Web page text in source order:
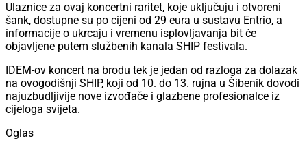
Ulaznice za ovaj koncertni raritet, koje uključuju i otvoreni
šank, dostupne su po cijeni od 29 eura u sustavu Entrio, a
informacije o ukrcaju i vremenu isplovljavanja bit će
objavljene putem službenih kanala SHIP festivala.
IDEM-ov koncert na brodu tek je jedan od razloga za dolazak
na ovogodišnji SHIP, koji od 10. do 13. rujna u Šibenik dovodi
najuzbudljivije nove izvođače i glazbene profesionalce iz
cijeloga svijeta.
Oglas